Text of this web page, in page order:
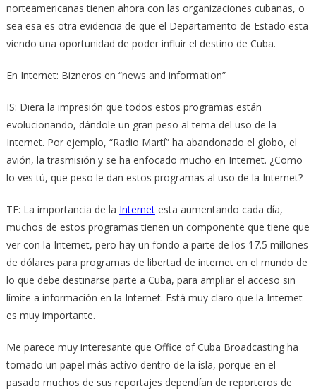
norteamericanas tienen ahora con las organizaciones cubanas, o
sea esa es otra evidencia de que el Departamento de Estado esta
viendo una oportunidad de poder influir el destino de Cuba.
En Internet: Bizneros en “news and information”
IS: Diera la impresión que todos estos programas están
evolucionando, dándole un gran peso al tema del uso de la
Internet. Por ejemplo, “Radio Martí” ha abandonado el globo, el
avión, la trasmisión y se ha enfocado mucho en Internet. ¿Como
lo ves tú, que peso le dan estos programas al uso de la Internet?
TE: La importancia de la Internetesta aumentando cada día,
muchos de estos programas tienen un componente que tiene que
ver con la Internet, pero hay un fondo a parte de los 17.5 millones
de dólares para programas de libertad de internet en el mundo de
lo que debe destinarse parte a Cuba, para ampliar el acceso sin
límite a información en la Internet. Está muy claro que la Internet
es muy importante.
Me parece muy interesante que Office of Cuba Broadcasting ha
tomado un papel más activo dentro de la isla, porque en el
pasado muchos de sus reportajes dependían de reporteros de